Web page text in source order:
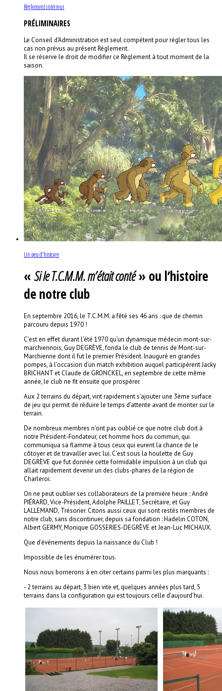
Règlement intérieur
PRÉLIMINAIRES
Le Conseil d'Administration est seul compétent pour régler tous les
cas non prévus au présent Règlement.
Il se réserve le droit de modifier ce Règlement à tout moment de la
saison.
Un peu d'histoire
«Si le T.C.M.M. m’était conté» ou l’histoire
de notre club
En septembre 2016, le T.C.M.M. a fêté ses 46 ans : que de chemin
parcouru depuis 1970 !
C’est en effet durant l’été 1970 qu’un dynamique médecin mont-sur-
marchiennois, Guy DEGRÈVE, fonda le club de tennis de Mont-sur-
Marchienne dont il fut le premier Président. Inauguré en grandes
pompes, à l’occasion d’un match exhibition auquel participèrent Jacky
BRICHANT et Claude de GRONCKEL, en septembre de cette même
année, le club ne fit ensuite que prospérer.
Aux 2 terrains du départ, vint rapidement s’ajouter une 3ème surface
de jeu qui permit de réduire le temps d’attente avant de monter sur le
terrain.
De nombreux membres n’ont pas oublié ce que notre club doit à
notre Président-Fondateur, cet homme hors du commun, qui
communiqua sa flamme à tous ceux qui eurent la chance de le
côtoyer et de travailler avec lui. C’est sous la houlette de Guy
DEGRÈVE que fut donnée cette formidable impulsion à un club qui
allait rapidement devenir un des clubs-phares de la région de
Charleroi.
On ne peut oublier ses collaborateurs de la première heure : André
PIÉRARD, Vice-Président, Adolphe PAILLET, Secrétaire, et Guy
LALLEMAND, Trésorier. Citons aussi ceux qui sont restés membres de
notre club, sans discontinuer, depuis sa fondation : Hadelin COTON,
Albert GERMY, Monique GOSSERIES-DEGRÈVE et Jean-Luc MICHAUX.
Que d’événements depuis la naissance du Club !
Impossible de les énumérer tous.
Nous nous bornerons à en citer certains parmi les plus marquants :
- 2 terrains au départ, 3 bien vite et, quelques années plus tard, 5
terrains dans la configuration qui est toujours celle d’aujourd’hui.